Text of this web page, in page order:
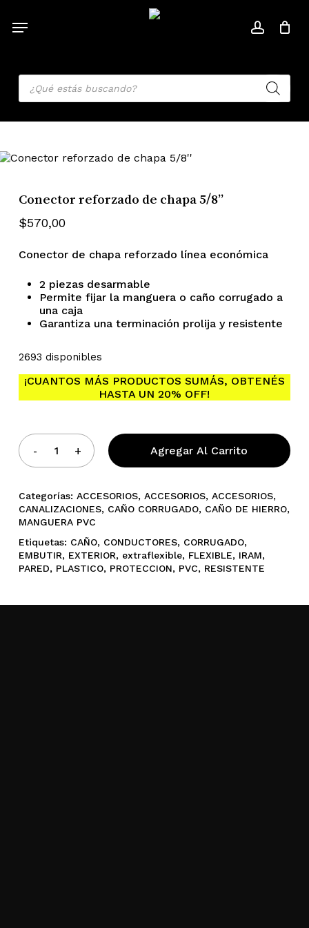
main
MENU
Close
Products
search
Conector reforzado de chapa 5/8”
$570,00
Conector de chapa reforzado línea económica
2 piezas desarmable
Permite fijar la manguera o caño corrugado a
una caja
Garantiza una terminación prolija y resistente
2693 disponibles
¡CUANTOS MÁS PRODUCTOS SUMÁS, OBTENÉS
HASTA UN 20% OFF!
Agregar Al Carrito
Categorías: ACCESORIOS, ACCESORIOS, ACCESORIOS,
CANALIZACIONES, CAÑO CORRUGADO, CAÑO DE HIERRO,
MANGUERA PVC
Etiquetas: CAÑO, CONDUCTORES, CORRUGADO,
EMBUTIR, EXTERIOR, extraflexible, FLEXIBLE, IRAM,
PARED, PLASTICO, PROTECCION, PVC, RESISTENTE